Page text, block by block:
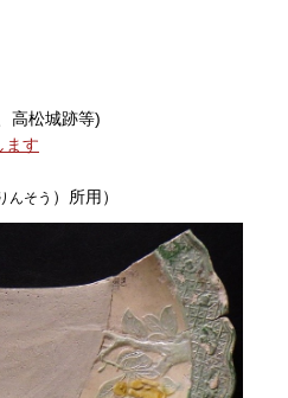
高松城跡等)
ます
んそう ）所用）